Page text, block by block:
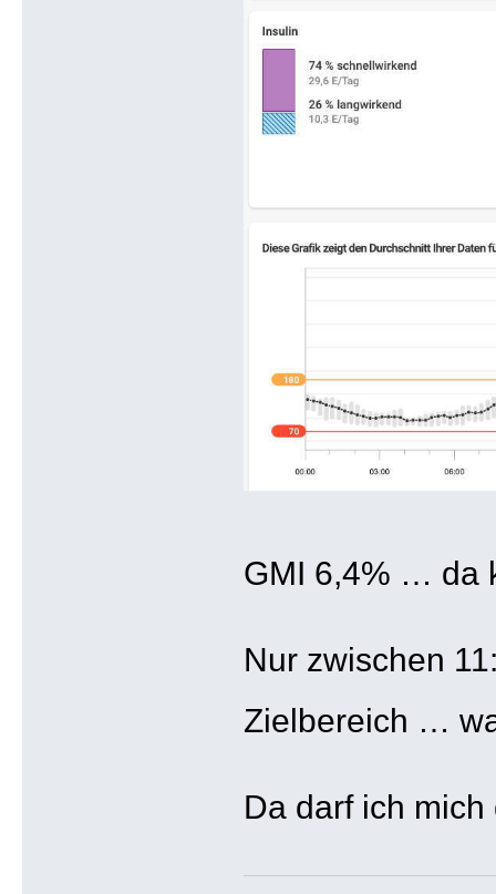
GMI 6,4% … da
Nur zwischen
Zielbereich …
Da darf ich